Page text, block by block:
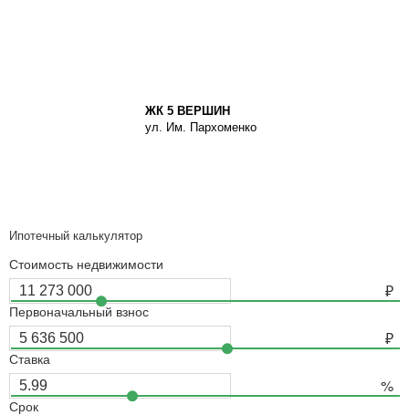
ЖК 5 ВЕРШИН
ул. Им. Пархоменко
Ипотечный калькулятор
Стоимость недвижимости
Первоначальный взнос
Ставка
Срок